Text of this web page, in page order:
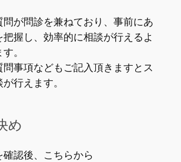
問が問診を兼ねており、事前にあ
把握し、効率的に相談が行えるよ
。
問事項などもご記入頂きますとス
行えます。
め
確認後、こちらから